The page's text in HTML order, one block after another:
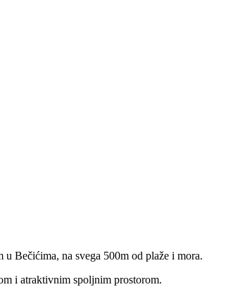
u Bečićima, na svega 500m od plaže i mora.
i atraktivnim spoljnim prostorom.